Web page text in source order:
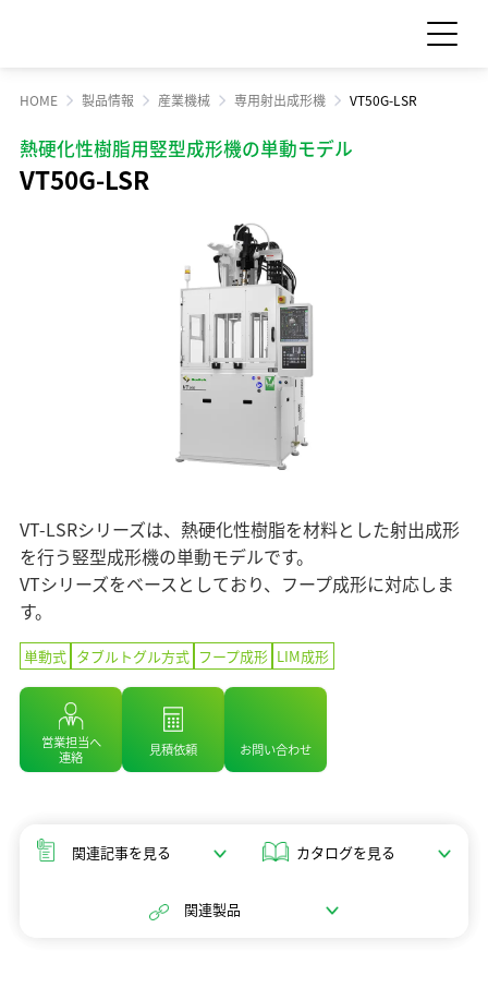
情報メディア
採用情報
Global
工作機械
産業機械
サプライ品
食品機械
コアテクノロジー
用語集
サポート・サービス情報
サポート・サービス情報 TOP
サポート情報一覧
サービス情報一覧
スクール・講習会
Sodick Connect
サステナビリティ TOP
サステナビリティへの取り組み
ステークホルダーエンゲージメント
SDGsへの取り組み
社外イニシアチブとの連携
社会への取り組み
ガバナンス
統合レポート2025
業績・財務情報
株式・株主情報
個人投資家の皆様へ
よくあるご質問
IRカレンダー
IRニュース
ソディックのPURPOSE、MISSION、
VISION、VALUE
基本理念
ソディックの創造力
会社概要・地図
組織図
営業・サービス拠点
グループネットワーク
調達方針
HOME 製品情報 産業機械 専用射出成形機 VT50G-LSR
熱硬化性樹脂用竪型成形機の単動モデル
VT50G-LSR
VT-LSRシリーズは、熱硬化性樹脂を材料とした射出成形
を行う竪型成形機の単動モデルです。
VTシリーズをベースとしており、フープ成形に対応しま
す。
単動式 タブルトグル方式 フープ成形 LIM成形
営業担当へ
連絡
見積依頼 お問い合わせ
関連記事を見る カタログを見る
関連製品